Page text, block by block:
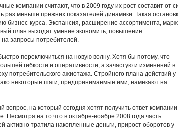
компании считают, что в 2009 году их рост составит от
раз меньше прежних показателей динамики. Такая
бизнес-курса. Экспансия, расширение ассортимента,
план выходят умение экономить, повышение
на запросы потребителей.
переключиться на новую волну. Хотя бы потому, что
гибкости и оперативности, а зачастую и изменений в
потребительского ажиотажа. Стройного плана действий у
некоторые шаги, предпринимаемые ими, намекают на
вопрос, на который сегодня хотят получить ответ компании,
Несмотря на то что в октябре-ноябре 2008 года часть
активно тратила накопленные деньги, прирост оборотов у